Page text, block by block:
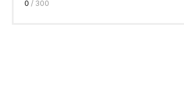
0 / 300